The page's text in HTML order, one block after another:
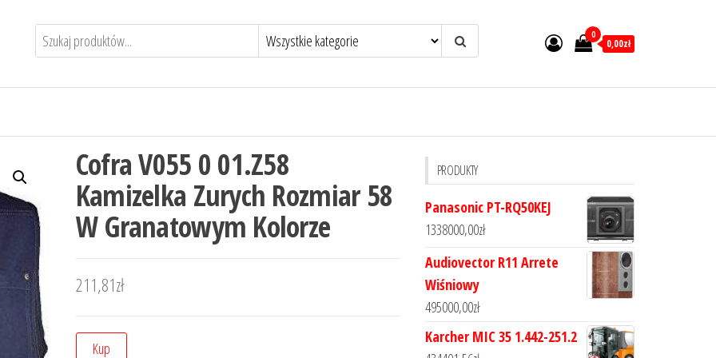
0
0,00zł
Cofra V055 0 01.Z58
Kamizelka Zurych Rozmiar 58
W Granatowym Kolorze
211,81zł
Kup
PRODUKTY
Panasonic PT-RQ50KEJ
1338000,00zł
Audiovector R11 Arrete
Wiśniowy
495000,00zł
Karcher MIC 35 1.442-251.2